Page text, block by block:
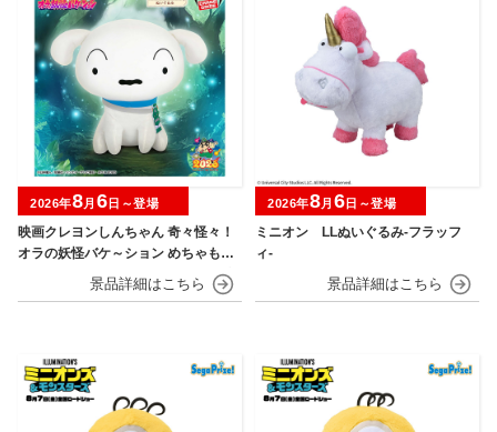
映画クレヨンしんちゃん 奇々怪々！
オラの妖怪バケ～ション めちゃもふ
ぐっとぬいぐるみ～おすわりポーズ
2026年8月 6日～登場
ミニオン LLぬいぐるみ‐フラッフ
ィ‐
2026年8月 6日～登場